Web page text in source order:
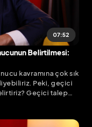
07:52
Belirtilmesi:
kavramına çok sık
Peki, geçici
Geçici talep
dikkat
ve AYM Kararı